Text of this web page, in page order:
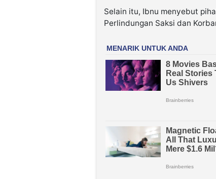
Selain itu, Ibnu menyebut
Perlindungan Saksi dan